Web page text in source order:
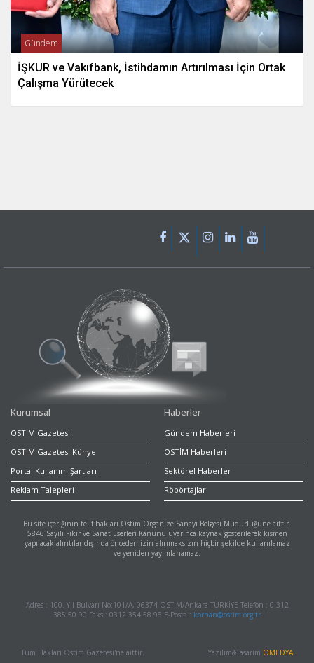
Gündem
İŞKUR ve Vakıfbank, İstihdamın Artırılması İçin Ortak
Çalışma Yürütecek
Kurumsal
OSTİM Gazetesi
OSTİM Gazetesi Künye
Portal Kullanım Şartları
Reklam Talepleri
Haberler
Gündem Haberleri
OSTİM Haberleri
Sektörel Haberler
Röpörtajlar
Bu site içeriğinin telif hakları Ostim Organize Sanayi Bölgesi Müdürlüğüne aittir.
5846 Sayılı Fikir ve Sanat Eserleri Kanunu uyarınca kaynak gösterilerek kısmen
yapılacak alıntılar dışında önceden izin alınmaksızın hiçbir şekilde kullanılamaz
ve yeniden yayımlanamaz.
Adres : 100. Yıl Bulvarı No:101/A, 06374 OSTİM/Ankara-TÜRKİYE Telefon : 0 312
385 50 90 Faks : 0312 354 58 98 E-Posta : korhan@ostim.org.tr
Tüm Hakları Ostim Gazetesi'ne aittir. Yazılım&Tasarım OMEDYA